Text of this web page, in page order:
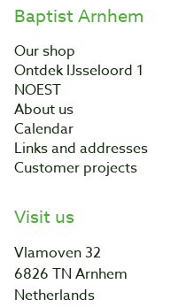
Baptist Arnhem
Our shop
Ontdek IJsseloord 1
NOEST
About us
Calendar
Links and addresses
Customer projects
Visit us
Vlamoven 32
6826 TN Arnhem
Netherlands